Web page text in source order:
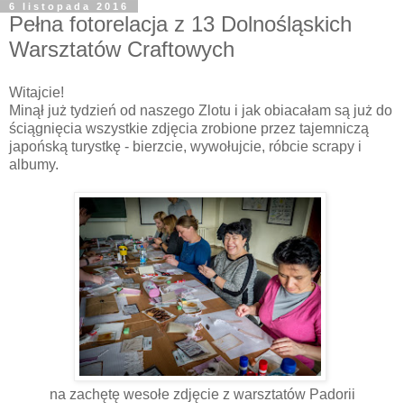
6 listopada 2016
Pełna fotorelacja z 13 Dolnośląskich
Warsztatów Craftowych
Witajcie!
Minął już tydzień od naszego Zlotu i jak obiacałam są już do
ściągnięcia wszystkie zdjęcia zrobione przez tajemniczą
japońską turystkę - bierzcie, wywołujcie, róbcie scrapy i
albumy.
na zachętę wesołe zdjęcie z warsztatów Padorii